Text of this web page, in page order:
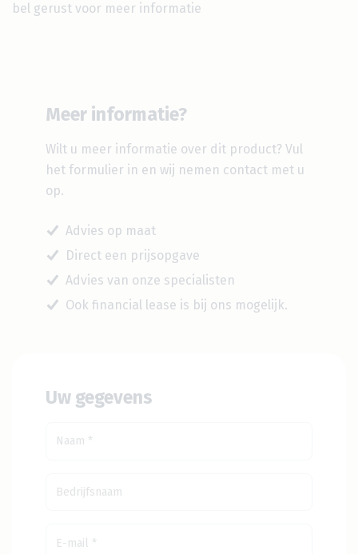
bel gerust voor meer informatie
Meer informatie?
Wilt u meer informatie over dit product? Vul
het formulier in en wij nemen contact met u
op.
Advies op maat
Direct een prijsopgave
Advies van onze specialisten
Ook financial lease is bij ons mogelijk.
Uw gegevens